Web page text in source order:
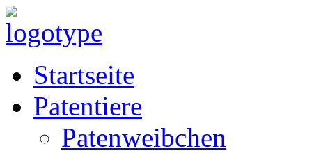
Startseite
Patentiere
Patenweibchen